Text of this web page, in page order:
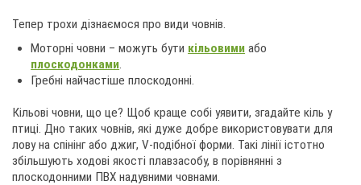
Тепер трохи дізнаємося про види човнів.
Моторні човни – можуть бути кільовими або
плоскодонками.
Гребні найчастіше плоскодонні.
Кільові човни, що це? Щоб краще собі уявити, згадайте кіль у
птиці. Дно таких човнів, які дуже добре використовувати для
лову на спінінг або джиг, V-подібної форми. Такі лінії істотно
збільшують ходові якості плавзасобу, в порівнянні з
плоскодонними ПВХ надувними човнами.